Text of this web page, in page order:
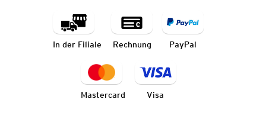
In der Filiale Rechnung PayPal
Mastercard Visa